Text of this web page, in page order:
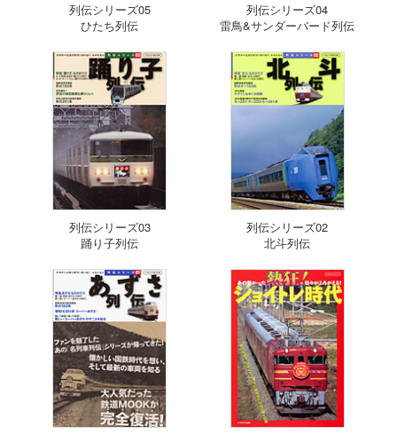
列伝シリーズ05
ひたち列伝
列伝シリーズ04
雷鳥&サンダーバード列伝
列伝シリーズ03
踊り子列伝
列伝シリーズ02
北斗列伝